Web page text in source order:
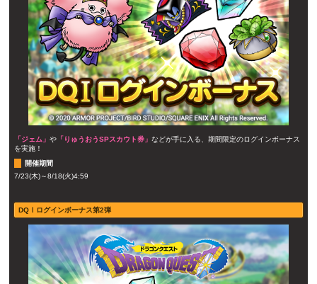
「ジェム」 や 「りゅうおうSPスカウト券」 などが手に入る、期間限定のログインボーナス
を実施！
開催期間
7/23(木)～8/18(火)4:59
DQⅠログインボーナス第2弾